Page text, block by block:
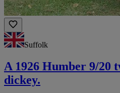
Suffolk
A 1926 Humber 9/20
dickey.